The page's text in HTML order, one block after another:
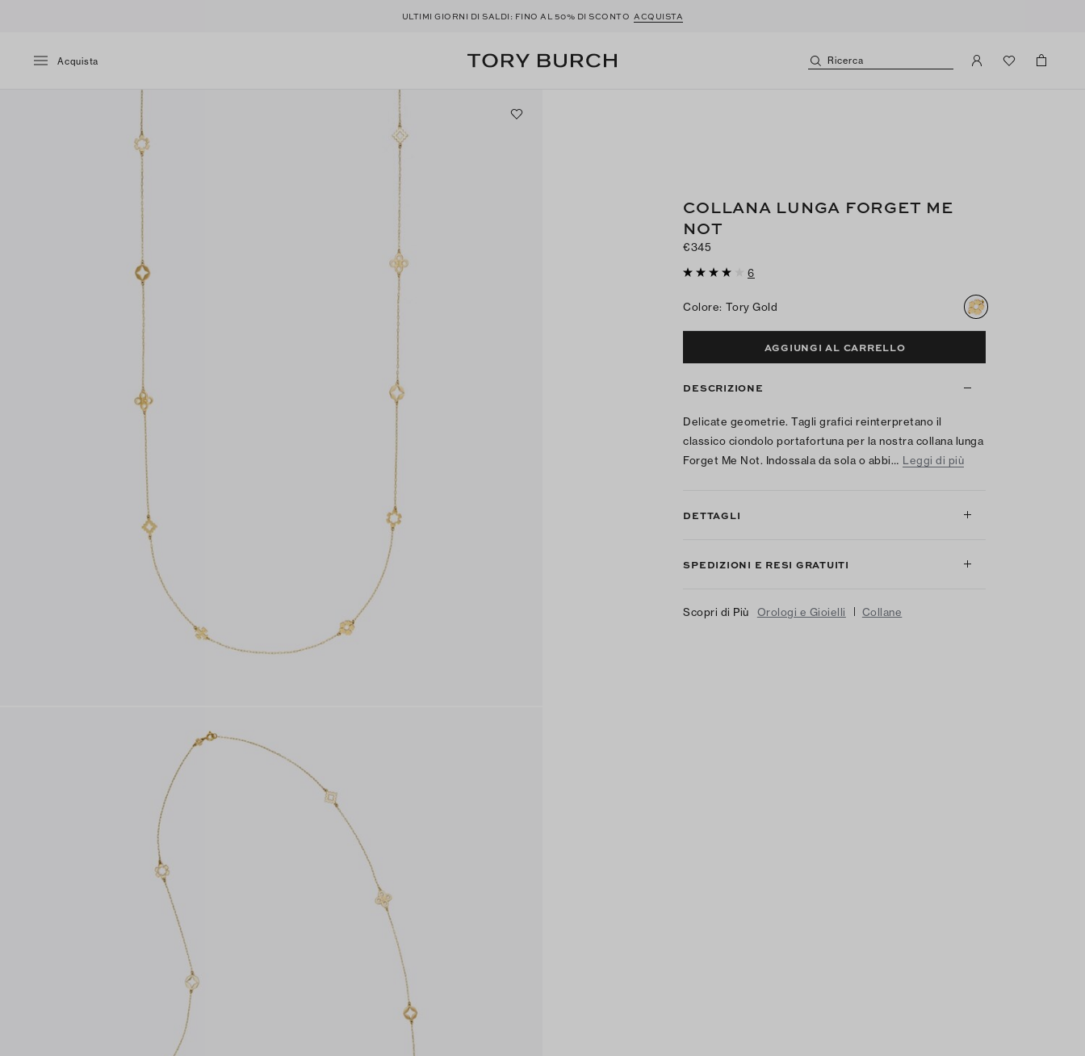
ULTIMI GIORNI DI SALDI: FINO AL 50% DI SCONTO ACQUISTA
Acquista Ricerca
COLLANA LUNGA FORGET ME
NOT
€345
6
Colore: Tory Gold
AGGIUNGI AL CARRELLO
DESCRIZIONE
Delicate geometrie. Tagli grafici reinterpretano il
classico ciondolo portafortuna per la nostra collana lunga
Forget Me Not. Indossala da sola o abbi… Leggi di più
DETTAGLI
SPEDIZIONI E RESI GRATUITI
Scopri di Più Orologi e Gioielli | Collane